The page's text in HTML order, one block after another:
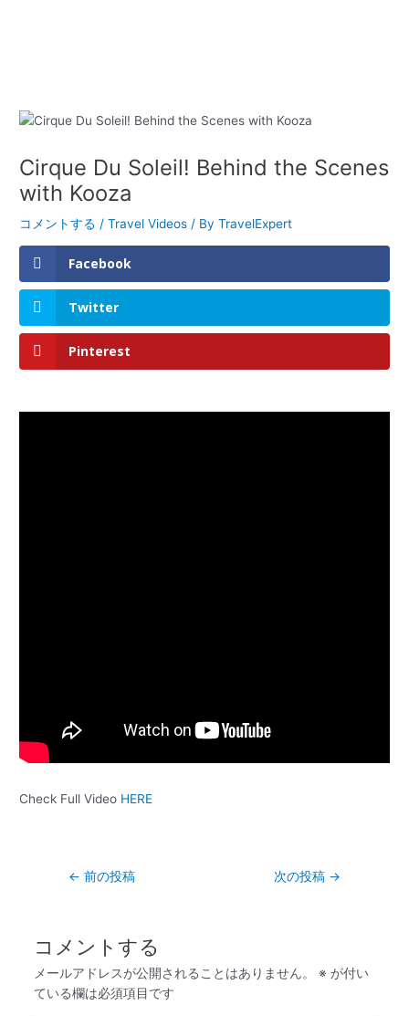
Cirque Du Soleil! Behind the Scenes
with Kooza
コメントする /Travel Videos / ByTravelExpert
Facebook
Twitter
Pinterest
Check Full Video HERE
← 前の投稿 次の投稿 →
コメントする
メールアドレスが公開されることはありません。 ※ が付い
ている欄は必須項目です